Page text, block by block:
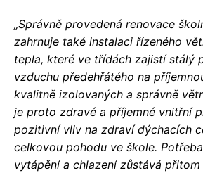
„Správně provedená renovace
zahrnuje také instalaci řízeného
tepla, které ve třídách zajistí stálý
vzduchu předehřátého na
kvalitně izolovaných a správně
je proto zdravé a příjemné vnitřní
pozitivní vliv na zdraví dýchacích
celkovou pohodu ve škole.
vytápění a chlazení zůstává přitom